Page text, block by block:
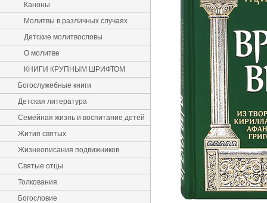
Каноны
Молитвы в различных случаях
Детские молитвословы
О молитве
КНИГИ КРУПНЫМ ШРИФТОМ
Богослужебные книги
Детская литература
Семейная жизнь и воспитание детей
Жития святых
Жизнеописания подвижников
Святые отцы
Толкования
Богословие